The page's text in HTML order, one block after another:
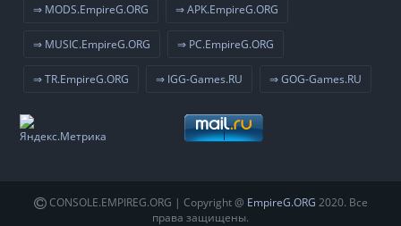
⇒ MODS.EmpireG.ORG ⇒ APK.EmpireG.ORG
⇒ MUSIC.EmpireG.ORG ⇒ PC.EmpireG.ORG
⇒ TR.EmpireG.ORG ⇒ IGG-Games.RU ⇒ GOG-Games.RU
CONSOLE.EMPIREG.ORG | Copyright @ EmpireG.ORG 2020. Все
права защищены.